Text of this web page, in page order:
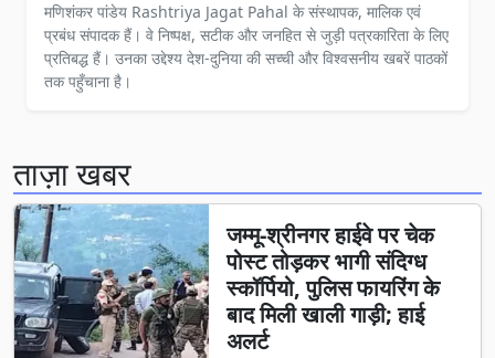
मणिशंकर पांडेय Rashtriya Jagat Pahal के संस्थापक, मालिक एवं
प्रबंध संपादक हैं। वे निष्पक्ष, सटीक और जनहित से जुड़ी पत्रकारिता के लिए
प्रतिबद्ध हैं। उनका उद्देश्य देश-दुनिया की सच्ची और विश्वसनीय खबरें पाठकों
तक पहुँचाना है।
ताज़ा खबर
जम्मू-श्रीनगर हाईवे पर चेक
पोस्ट तोड़कर भागी संदिग्ध
स्कॉर्पियो, पुलिस फायरिंग के
बाद मिली खाली गाड़ी; हाई
अलर्ट